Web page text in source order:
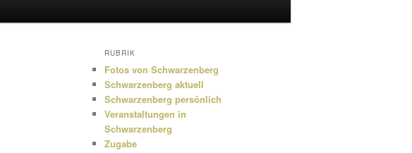
RUBRIK
Fotos von Schwarzenberg
Schwarzenberg aktuell
Schwarzenberg persönlich
Veranstaltungen in
Schwarzenberg
Zugabe